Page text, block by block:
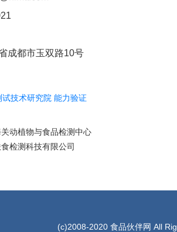
成都市玉双路10号
试技术研究院 能力验证
动植物与食品检测中心
检测科技有限公司
(c)2008-2020 食品伙伴网 All